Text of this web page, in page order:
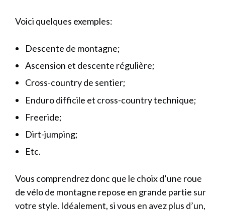
Voici quelques exemples:
Descente de montagne;
Ascension et descente régulière;
Cross-country de sentier;
Enduro difficile et cross-country technique;
Freeride;
Dirt-jumping;
Etc.
Vous comprendrez donc que le choix d’une roue
de vélo de montagne repose en grande partie sur
votre style. Idéalement, si vous en avez plus d’un,